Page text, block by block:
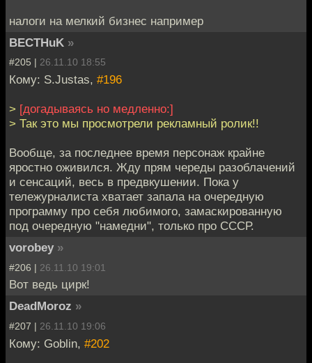
налоги на мелкий бизнес например
BECTHuK »
#205 | 26.11.10 18:55
Кому: S.Justas, #196
> [догадываясь но медленно:]
> Так это мы просмотрели рекламный ролик!!
Вообще, за последнее время персонаж крайне
яростно оживился. Жду прям череды разоблачений
и сенсаций, весь в предвкушении. Пока у
тележурналиста хватает запала на очередную
программу про себя любимого, замаскированную
под очередную "намедни", только про СССР.
vorobey »
#206 | 26.11.10 19:01
Вот ведь цирк!
DeadMoroz »
#207 | 26.11.10 19:06
Кому: Goblin, #202